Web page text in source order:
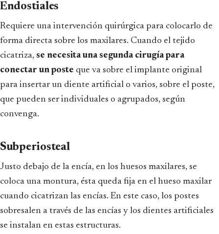
Endostiales
Requiere una intervención quirúrgica para colocarlo de
forma directa sobre los maxilares. Cuando el tejido
cicatriza, se necesita una segunda cirugía para
conectar un poste que va sobre el implante original
para insertar un diente artificial o varios, sobre el poste,
que pueden ser individuales o agrupados, según
convenga.
Subperiosteal
Justo debajo de la encía, en los huesos maxilares, se
coloca una montura, ésta queda fija en el hueso maxilar
cuando cicatrizan las encías. En este caso, los postes
sobresalen a través de las encías y los dientes artificiales
se instalan en estas estructuras.